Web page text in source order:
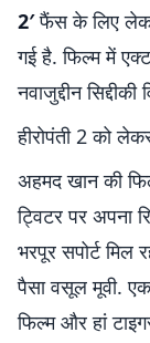
2′फैंस के लिए
गई है. फिल्म में
नवाजुद्दीन
हीरोपंती 2 को
अहमद खान की
ट्विटर पर अपना
भरपूर सपोर्ट
पैसा वसूल मूवी.
फिल्म और हां